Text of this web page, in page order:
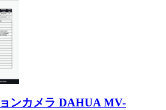
ンカメラ DAHUA MV-